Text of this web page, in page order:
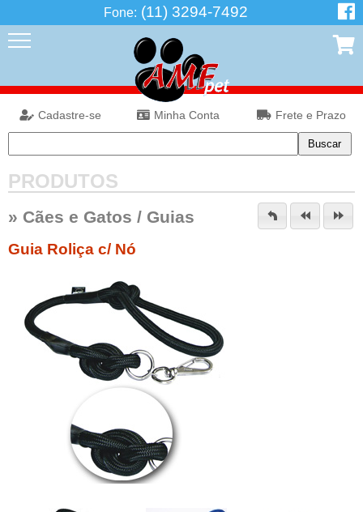
Fone: (11) 3294-7492
Cadastre-se Minha Conta Frete e Prazo
PRODUTOS
» Cães e Gatos / Guias
Guia Roliça c/ Nó